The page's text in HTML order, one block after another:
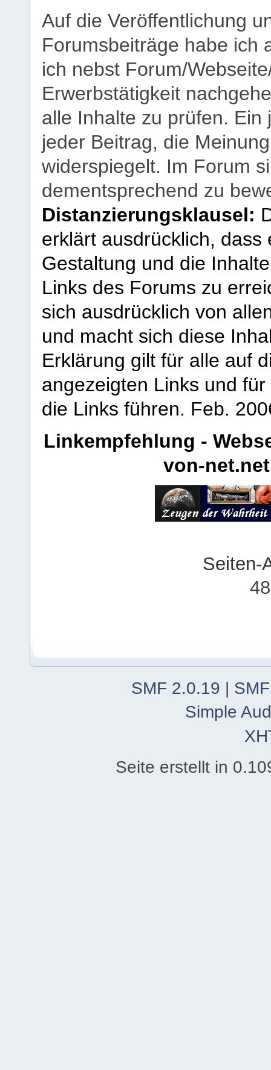
Auf die Veröffentlichung
Forumsbeiträge habe ich
ich nebst Forum/
Erwerbstätigkeit
alle Inhalte zu prüfen.
jeder Beitrag, die
widerspiegelt. Im Forum
dementsprechend zu
Distanzierungsklausel:
erklärt ausdrücklich,
Gestaltung und die
Links des Forums zu
sich ausdrücklich von
und macht sich diese
Erklärung gilt für alle auf
angezeigten Links und
die Links führen. Feb.
Linkempfehlung -
von-net.net
Seiten-
SMF 2.0.19
Simple
Seite erstellt in